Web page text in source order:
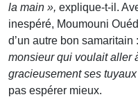
la main », explique-t-il.
inespéré, Moumouni
d’un autre bon samaritain
monsieur qui voulait aller
gracieusement ses
pas espérer mieux.